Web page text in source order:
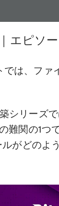
エピソ
は、フ
リーズで
難関の1
がどの